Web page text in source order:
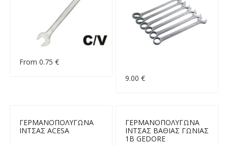
From 0.75 €
9.00 €
ΓΕΡΜΑΝΟΠΟΛΥΓΩΝΑ
ΙΝΤΣΑΣ ACESA
ΓΕΡΜΑΝΟΠΟΛΥΓΩΝΑ
ΙΝΤΣΑΣ ΒΑΘΙΑΣ ΓΩΝΙΑΣ
1Β GEDORE